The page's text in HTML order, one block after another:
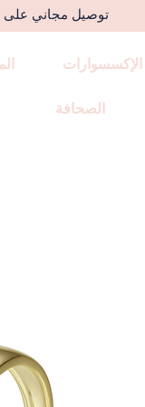
الإكسسوارات
الصحافة
توصيل مجاني على الطلبات